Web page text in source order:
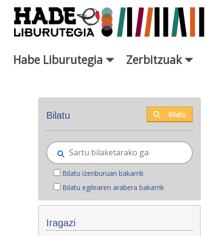
Eduki nagusira joan
Habe Liburutegia Zerbitzuak
Bilatu Bilatu
Bilatu izenburuan bakarrik
Bilatu egilearen arabera bakarrik
Iragazi